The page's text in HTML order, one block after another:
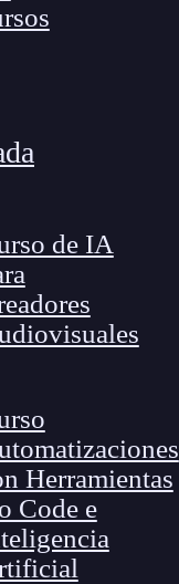
de IA
Herramientas
Code e